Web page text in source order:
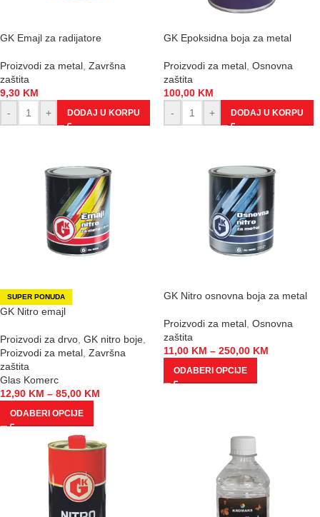
GK Emajl za radijatore
Proizvodi za metal Završna
zaštita
9,30 KM
-
+ DODAJ U KORPU
GK Epoksidna boja za metal
Proizvodi za metal Osnovna
zaštita
100,00 KM
-
+ DODAJ U KORPU
SUPER PONUDA
GK Nitro emajl
Proizvodi za drvo GK nitro boje
Proizvodi za metal Završna
zaštita
Glas Komerc
12,90 KM – 85,00 KM
ODABERI OPCIJE
GK Nitro osnovna boja za metal
Proizvodi za metal Osnovna
zaštita
11,00 KM – 250,00 KM
ODABERI OPCIJE